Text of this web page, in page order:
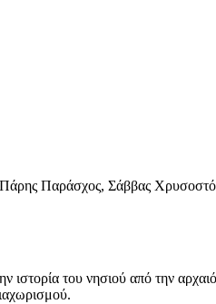
Πάρης Παράσχος, Σάββας
του νησιού από την